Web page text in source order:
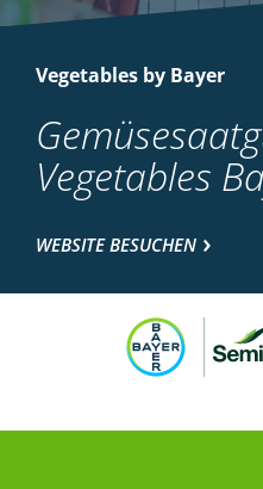
Vegetables by Bayer
Vegetables
WEBSITE BESUCHEN